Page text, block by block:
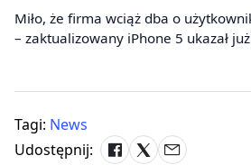
Miło, że firma wciąż dba o
– zaktualizowany iPhone 5 ukazał
Tagi: News
Udostępnij: